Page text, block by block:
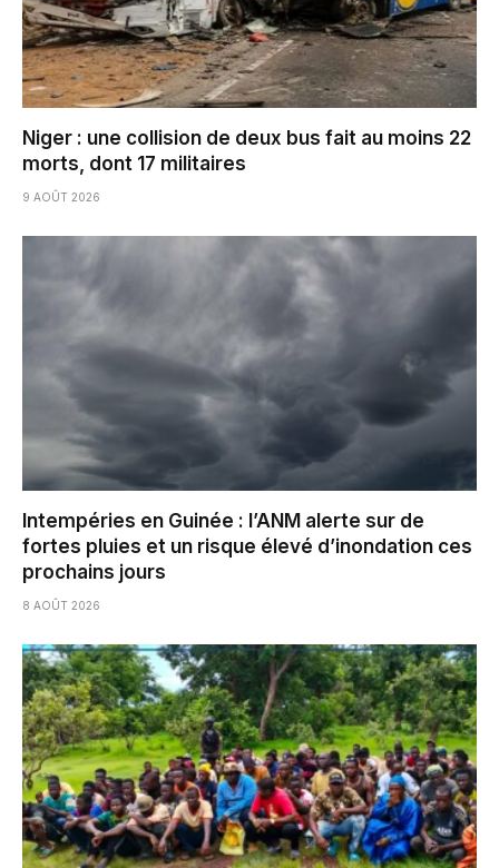
Niger : une collision de deux bus fait au moins 22
morts, dont 17 militaires
9 AOÛT 2026
Intempéries en Guinée : l’ANM alerte sur de
fortes pluies et un risque élevé d’inondation ces
prochains jours
8 AOÛT 2026